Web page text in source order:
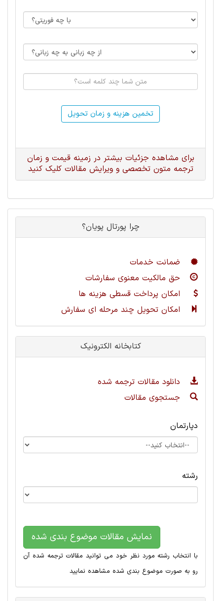
تخمین هزینه و زمان تحویل
برای مشاهده جزئیات بیشتر در زمینه قیمت و زمان
ترجمه متون تخصصی و ویرایش مقالات کلیک کنید
چرا پورتال پویان؟
ضمانت خدمات
حق مالکیت معنوی سفارشات
امکان پرداخت قسطی هزینه ها
امکان تحویل چند مرحله ای سفارش
کتابخانه الکترونیک
دانلود مقالات ترجمه شده
جستجوی مقالات
دپارتمان
رشته
نمایش مقالات موضوع بندی شده
با انتخاب رشته مورد نظر خود می توانید مقالات ترجمه شده آن
رو به صورت موضوع بندی شده مشاهده نمایید